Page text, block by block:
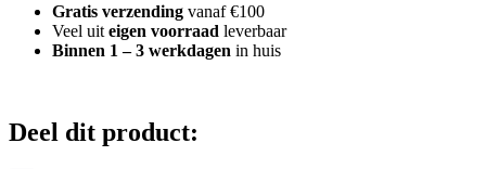
Gratis verzending vanaf €100
Veel uit eigen voorraad leverbaar
Binnen 1 – 3 werkdagen in huis
Deel dit product: